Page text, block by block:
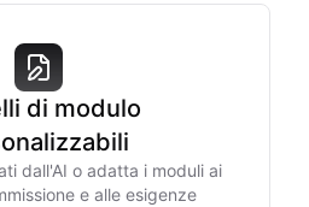
di modulo
dall'AI o adatta i moduli ai
e alle esigenze